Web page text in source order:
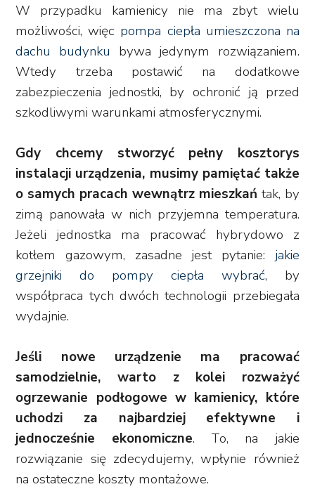
W przypadku kamienicy nie ma zbyt wielu
możliwości, więc pompa ciepła umieszczona na
dachu budynku bywa jedynym rozwiązaniem.
Wtedy trzeba postawić na dodatkowe
zabezpieczenia jednostki, by ochronić ją przed
szkodliwymi warunkami atmosferycznymi.
Gdy chcemy stworzyć pełny kosztorys
instalacji urządzenia, musimy pamiętać także
o samych pracach wewnątrz mieszkań tak, by
zimą panowała w nich przyjemna temperatura.
Jeżeli jednostka ma pracować hybrydowo z
kotłem gazowym, zasadne jest pytanie: jakie
grzejniki do pompy ciepła wybrać, by
współpraca tych dwóch technologii przebiegała
wydajnie.
Jeśli nowe urządzenie ma pracować
samodzielnie, warto z kolei rozważyć
ogrzewanie podłogowe w kamienicy, które
uchodzi za najbardziej efektywne i
jednocześnie ekonomiczne. To, na jakie
rozwiązanie się zdecydujemy, wpłynie również
na ostateczne koszty montażowe.